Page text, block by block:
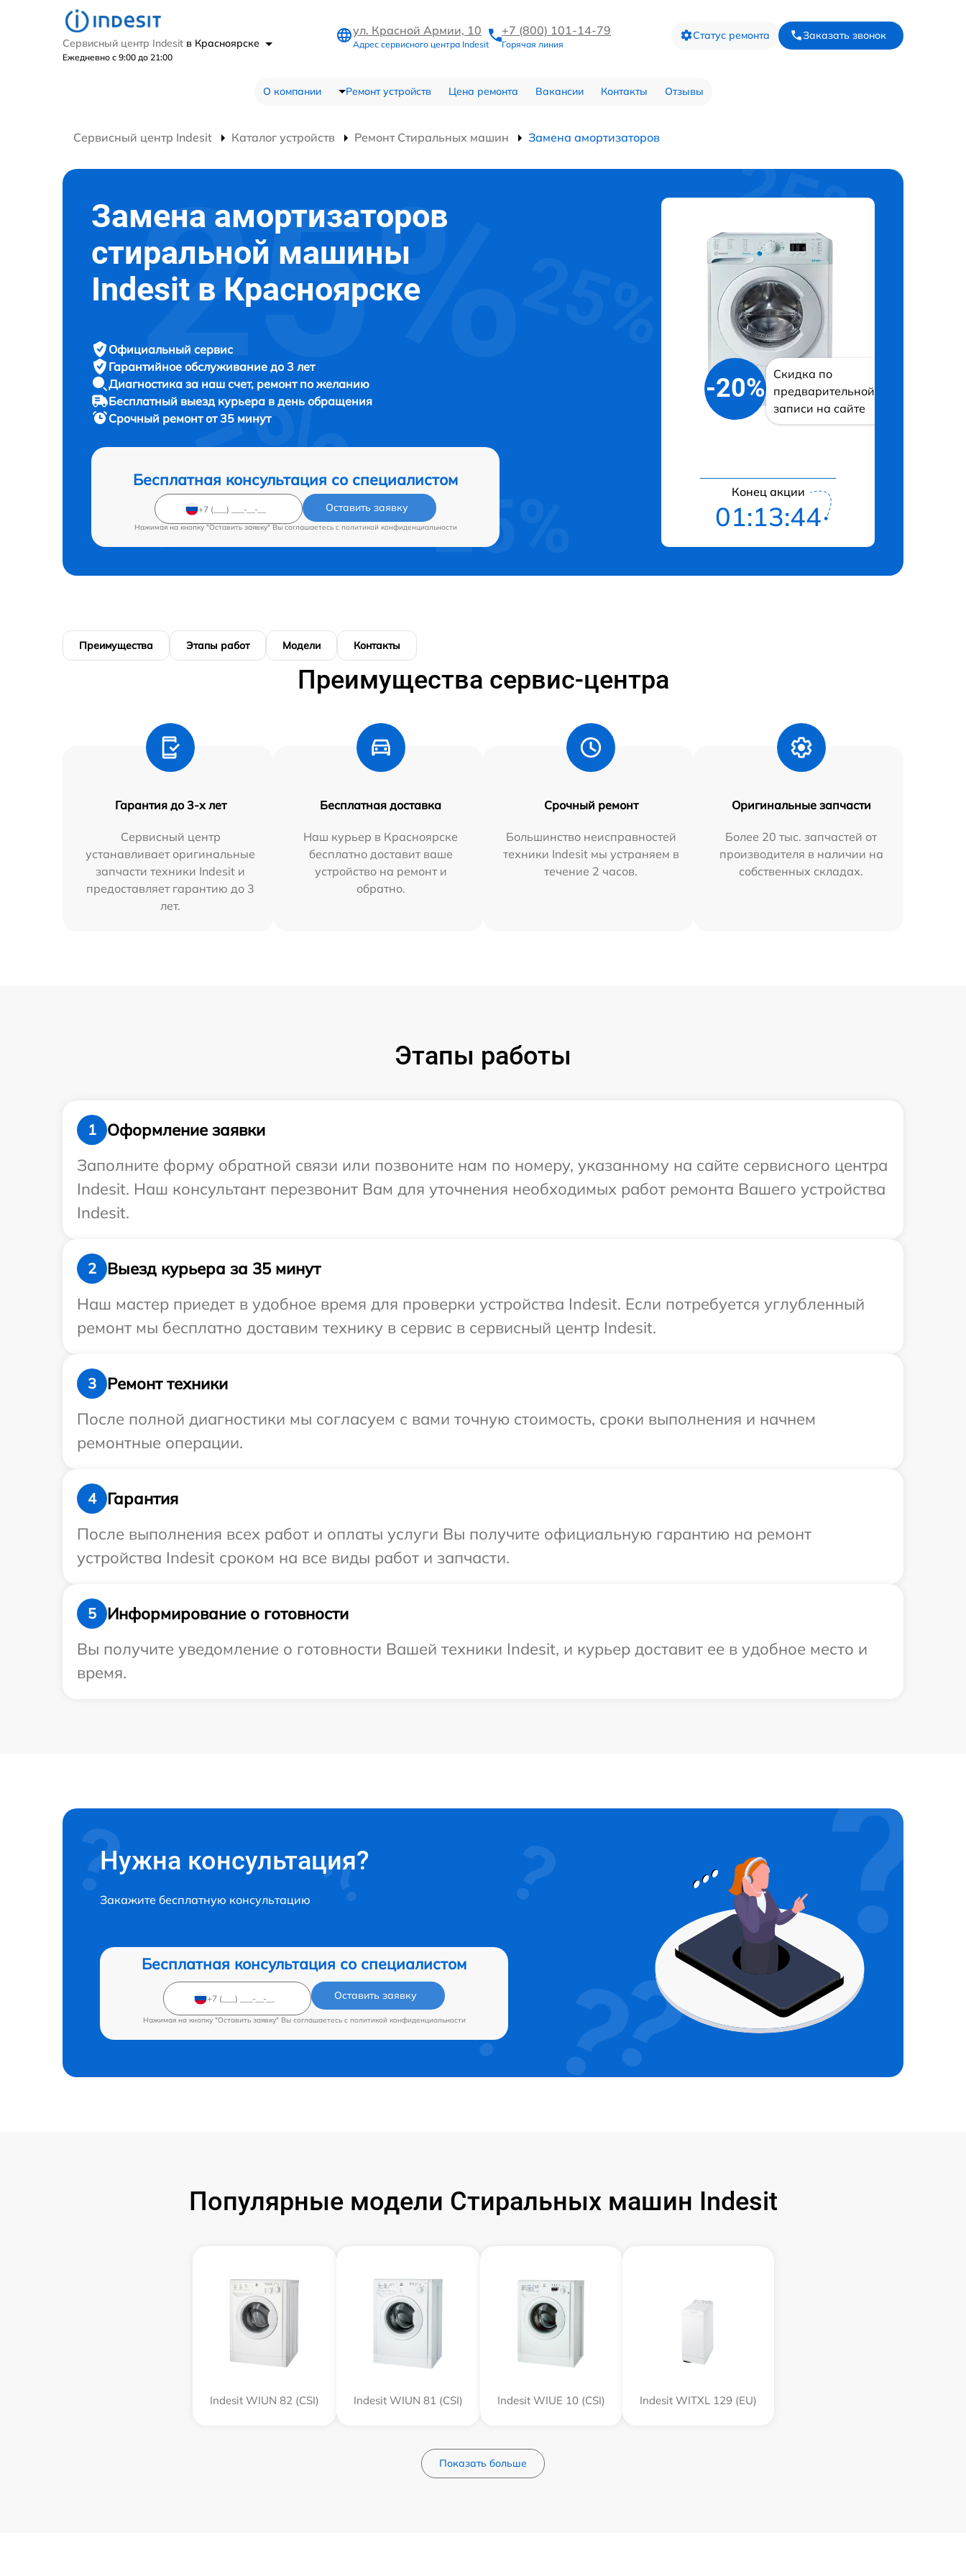
Сервисный центр Indesit в Красноярске
Ежедневно с 9:00 до 21:00
ул. Красной Армии, 10
Адрес сервисного центра Indesit
+7 (800) 101-14-79
Горячая линия
Статус ремонта Заказать звонок
О компании Ремонт устройств Цена ремонта Вакансии Контакты Отзывы
Сервисный центр Indesit Каталог устройств Ремонт Стиральных машин Замена амортизаторов
Замена амортизаторов
стиральной машины
Indesit в Красноярске
Официальный сервис
Гарантийное обслуживание до 3 лет
Диагностика за наш счет, ремонт по желанию
Бесплатный выезд курьера в день обращения
Срочный ремонтот 35 минут
Бесплатная консультация со специалистом
Оставить заявку
Нажимая на кнопку "Оставить заявку" Вы соглашаетесь c политикой конфиденциальности
-20%
Скидка по
предварительной
записи на сайте
Конец акции
01:13:43
Преимущества Этапы работ Модели Контакты
Преимущества сервис-центра
Гарантия до 3-х лет
Сервисный центр
устанавливает оригинальные
запчасти техники Indesit и
предоставляет гарантию до 3
лет.
Бесплатная доставка
Наш курьер в Красноярске
бесплатно доставит ваше
устройство на ремонт и
обратно.
Срочный ремонт
Большинство неисправностей
техники Indesit мы устраняем в
течение 2 часов.
Оригинальные запчасти
Более 20 тыс. запчастей от
производителя в наличии на
собственных складах.
Этапы работы
1
Оформление заявки
Заполните форму обратной связи или позвоните нам по номеру, указанному на сайте сервисного центра
Indesit. Наш консультант перезвонит Вам для уточнения необходимых работ ремонта Вашего устройства
Indesit.
2
Выезд курьера за 35 минут
Наш мастер приедет в удобное время для проверки устройства Indesit. Если потребуется углубленный
ремонт мы бесплатно доставим технику в сервис в сервисный центр Indesit.
3
Ремонт техники
После полной диагностики мы согласуем с вами точную стоимость, сроки выполнения и начнем
ремонтные операции.
4
Гарантия
После выполнения всех работ и оплаты услуги Вы получите официальную гарантию на ремонт
устройства Indesit сроком на все виды работ и запчасти.
5
Информирование о готовности
Вы получите уведомление о готовности Вашей техники Indesit, и курьер доставит ее в удобное место и
время.
Нужна консультация?
Закажите бесплатную консультацию
Бесплатная консультация со специалистом
Оставить заявку
Нажимая на кнопку "Оставить заявку" Вы соглашаетесь c политикой конфиденциальности
Популярные модели Стиральных машин Indesit
Indesit WIUN 82 (CSI) Indesit WIUN 81 (CSI) Indesit WIUE 10 (CSI) Indesit WITXL 129 (EU)
Показать больше